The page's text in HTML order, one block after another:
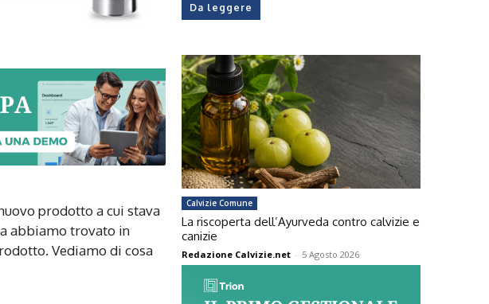
prodotto a cui stava
abbiamo trovato in
Vediamo di cosa
Da leggere
Calvizie Comune
La riscoperta dell’Ayurveda contro calvizie e
canizie
Redazione Calvizie.net - 5 Agosto 2026